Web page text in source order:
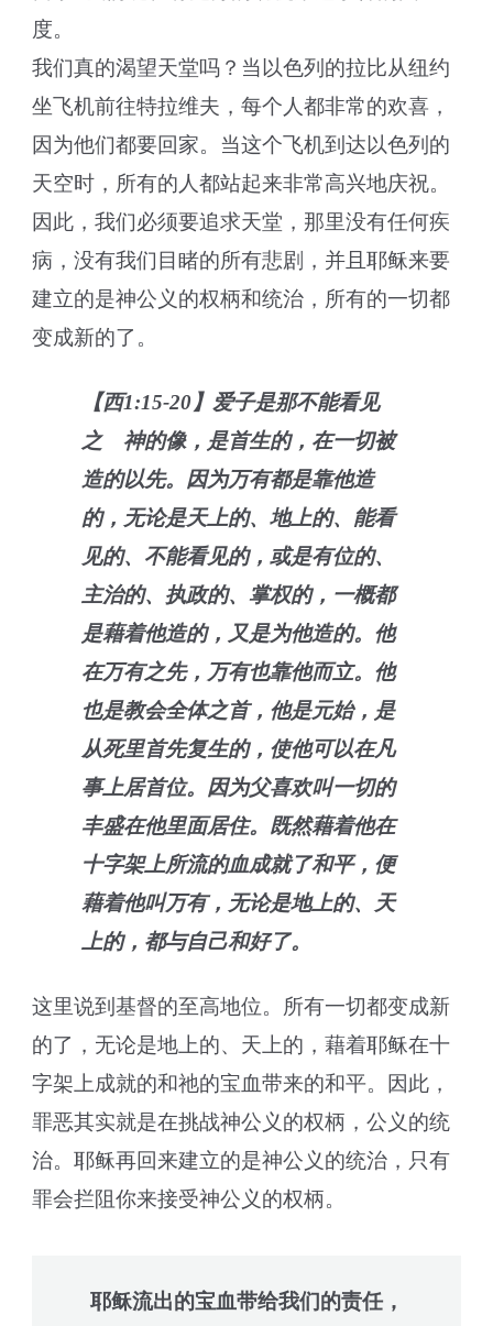
度。
我们真的渴望天堂吗？当以色列的拉比从纽约
坐飞机前往特拉维夫，每个人都非常的欢喜，
因为他们都要回家。当这个飞机到达以色列的
天空时，所有的人都站起来非常高兴地庆祝。
因此，我们必须要追求天堂，那里没有任何疾
病，没有我们目睹的所有悲剧，并且耶稣来要
建立的是神公义的权柄和统治，所有的一切都
变成新的了。
【西1:15-20】爱子是那不能看见
之 神的像，是首生的，在一切被
造的以先。因为万有都是靠他造
的，无论是天上的、地上的、能看
见的、不能看见的，或是有位的、
主治的、执政的、掌权的，一概都
是藉着他造的，又是为他造的。他
在万有之先，万有也靠他而立。他
也是教会全体之首，他是元始，是
从死里首先复生的，使他可以在凡
事上居首位。因为父喜欢叫一切的
丰盛在他里面居住。既然藉着他在
十字架上所流的血成就了和平，便
藉着他叫万有，无论是地上的、天
上的，都与自己和好了。
这里说到基督的至高地位。所有一切都变成新
的了，无论是地上的、天上的，藉着耶稣在十
字架上成就的和祂的宝血带来的和平。因此，
罪恶其实就是在挑战神公义的权柄，公义的统
治。耶稣再回来建立的是神公义的统治，只有
罪会拦阻你来接受神公义的权柄。
耶稣流出的宝血带给我们的责任，